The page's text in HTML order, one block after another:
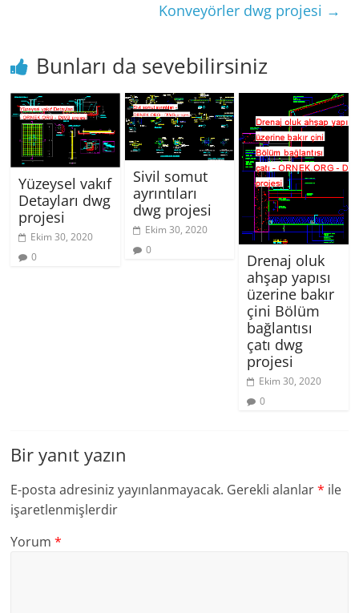
Konveyörler dwg projesi →
Bunları da sevebilirsiniz
Yüzeysel vakıf
Detayları dwg
projesi
Ekim 30, 2020
0
Sivil somut
ayrıntıları
dwg projesi
Ekim 30, 2020
0
Drenaj oluk
ahşap yapısı
üzerine bakır
çini Bölüm
bağlantısı
çatı dwg
projesi
Ekim 30, 2020
0
Bir yanıt yazın
E-posta adresiniz yayınlanmayacak. Gerekli alanlar* ile
işaretlenmişlerdir
Yorum*